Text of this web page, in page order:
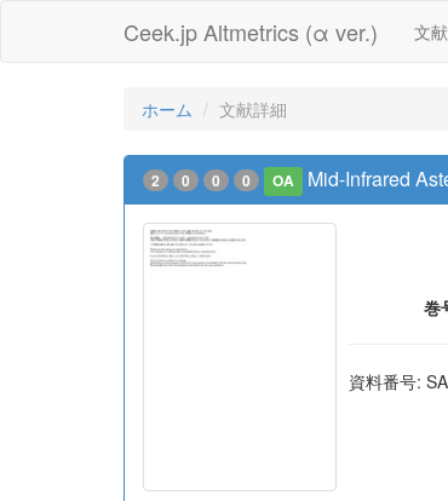
Ceek.jp Altmetrics (α ver.) 文
ホーム 文献詳細
2 0 0 0 OA Mid-Infrared
巻
資料番号: